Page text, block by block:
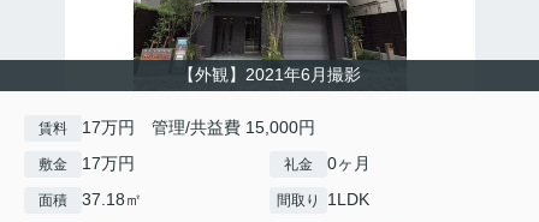
【外観】2021年6月撮影
賃料 17万円 管理/共益費 15,000円
敷金 17万円 礼金 0ヶ月
面積 37.18㎡ 間取り 1LDK